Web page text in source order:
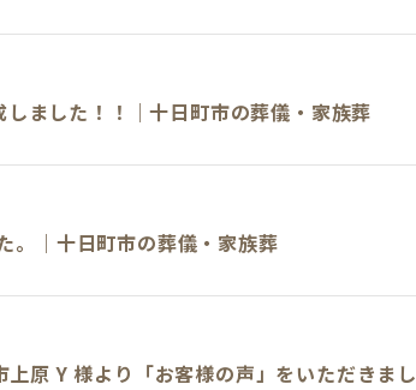
ました！！｜十日町市の葬儀・家族葬
。｜十日町市の葬儀・家族葬
原 Y 様より「お客様の声」をいただきま